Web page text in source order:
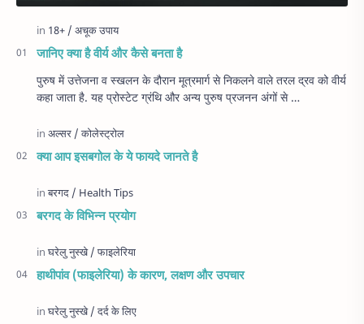
जानिए क्या है वीर्य और कैसे बनता है
पुरुष में उत्तेजना व स्खलन के दौरान मूत्रमार्ग से निकलने वाले तरल द्रव को वीर्य
कहा जाता है. यह प्रोस्टेट ग्रंथि और अन्य पुरुष प्रजनन अंगों से …
क्या आप इसबगोल के ये फायदे जानते है
बरगद के विभिन्न प्रयोग
हाथीपांव (फाइलेरिया) के कारण, लक्षण और उपचार